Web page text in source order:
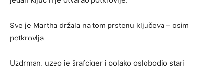
Sve je Martha držala na tom prstenu ključeva – osim
potkrovlja.
Uzdrman, uzeo je šrafciger i polako oslobodio stari